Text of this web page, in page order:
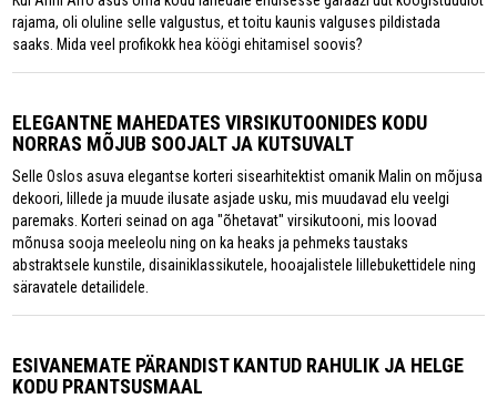
rajama, oli oluline selle valgustus, et toitu kaunis valguses pildistada
saaks. Mida veel profikokk hea köögi ehitamisel soovis?
ELEGANTNE MAHEDATES VIRSIKUTOONIDES KODU
NORRAS MÕJUB SOOJALT JA KUTSUVALT
Selle Oslos asuva elegantse korteri sisearhitektist omanik Malin on mõjusa
dekoori, lillede ja muude ilusate asjade usku, mis muudavad elu veelgi
paremaks. Korteri seinad on aga "õhetavat" virsikutooni, mis loovad
mõnusa sooja meeleolu ning on ka heaks ja pehmeks taustaks
abstraktsele kunstile, disainiklassikutele, hooajalistele lillebukettidele ning
säravatele detailidele.
ESIVANEMATE PÄRANDIST KANTUD RAHULIK JA HELGE
KODU PRANTSUSMAAL